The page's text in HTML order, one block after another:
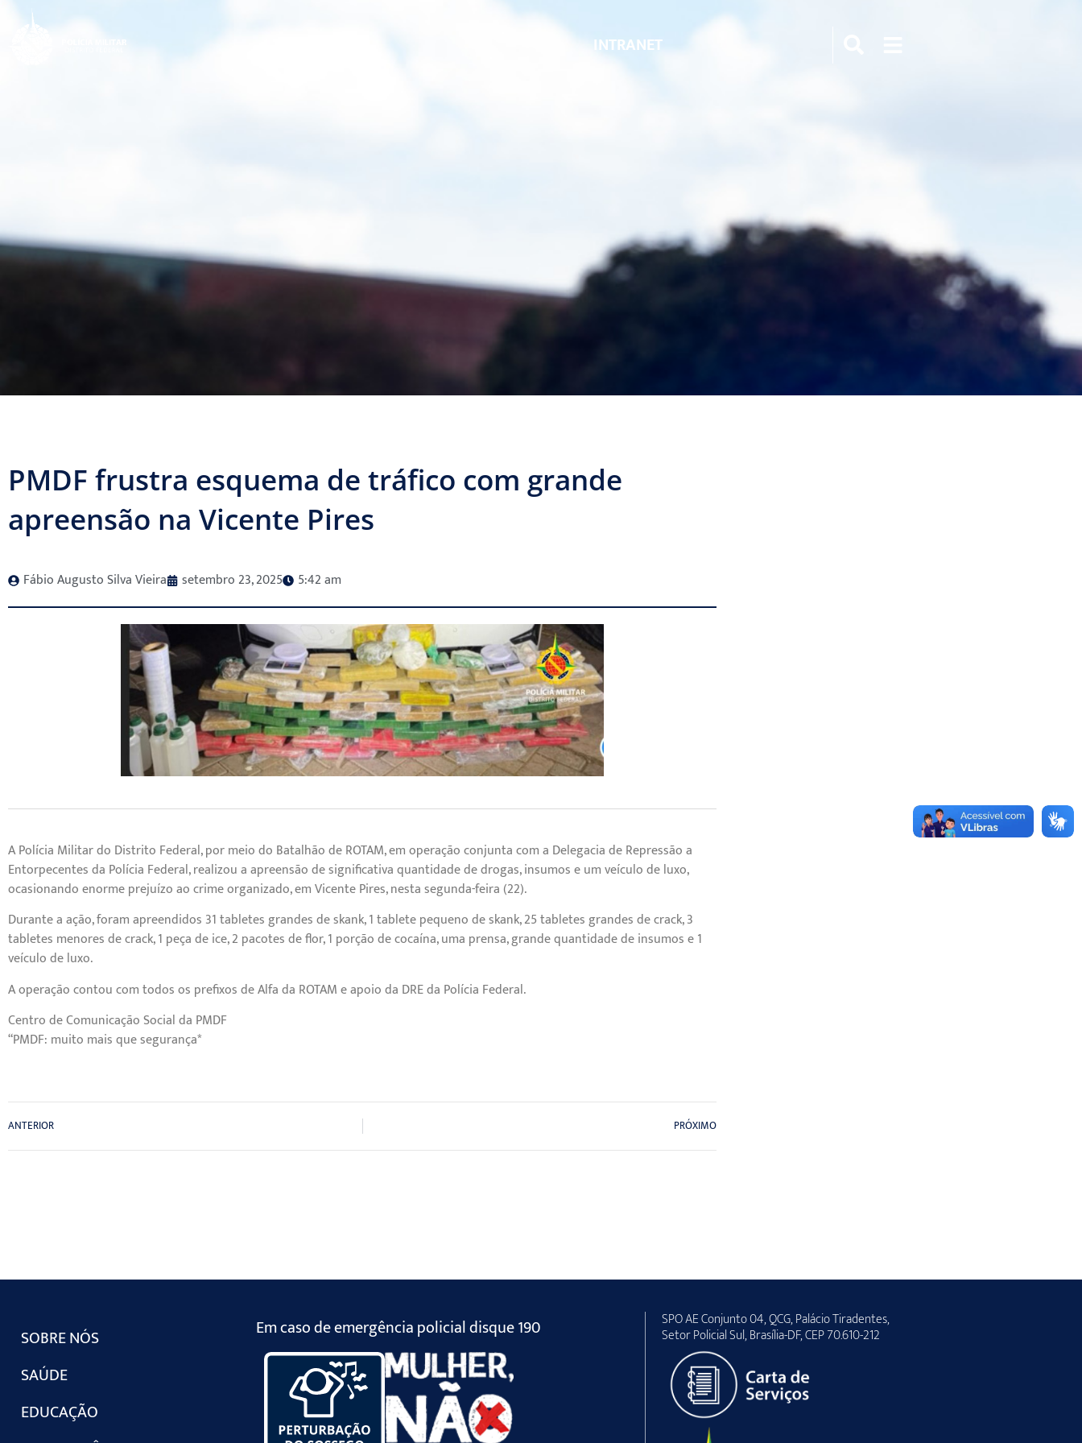
INTRANET
PMDF frustra esquema de tráfico com grande
apreensão na Vicente Pires
Fábio Augusto Silva Vieira setembro 23, 2025 5:42 am
A Polícia Militar do Distrito Federal, por meio do Batalhão de ROTAM, em operação conjunta com a Delegacia de Repressão a
Entorpecentes da Polícia Federal, realizou a apreensão de significativa quantidade de drogas, insumos e um veículo de luxo,
ocasionando enorme prejuízo ao crime organizado, em Vicente Pires, nesta segunda-feira (22).
Durante a ação, foram apreendidos 31 tabletes grandes de skank, 1 tablete pequeno de skank, 25 tabletes grandes de crack, 3
tabletes menores de crack, 1 peça de ice, 2 pacotes de flor, 1 porção de cocaína, uma prensa, grande quantidade de insumos e 1
veículo de luxo.
A operação contou com todos os prefixos de Alfa da ROTAM e apoio da DRE da Polícia Federal.
Centro de Comunicação Social da PMDF
“PMDF: muito mais que segurança*
ANTERIOR PRÓXIMO
SOBRE NÓS
SAÚDE
EDUCAÇÃO
Em caso de emergência policial disque 190 SPO AE Conjunto 04, QCG, Palácio Tiradentes,
Setor Policial Sul, Brasília-DF, CEP 70.610-212